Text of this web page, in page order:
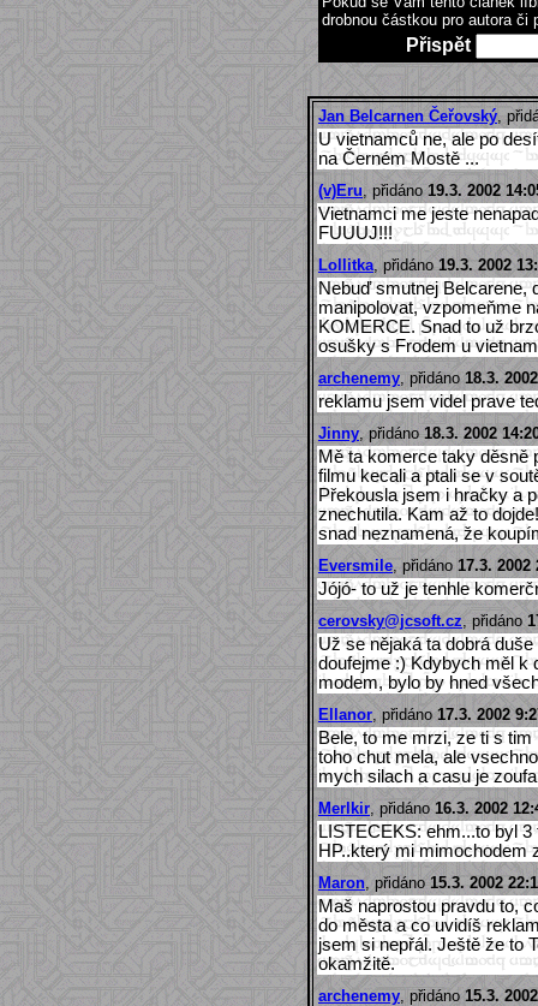
drobnou částkou pro autora či
Přispět
Jan Belcarnen Čeřovský ,
U vietnamců ne, ale po
na Černém Mostě ...
(v)Eru , přidáno 19.3. 2002
Vietnamci me jeste
FUUUJ!!!
Lollitka , přidáno 19.3. 2002
Nebuď smutnej Belcarene,
manipolovat, vzpomeňme
KOMERCE. Snad to už
osušky s Frodem u
archenemy , přidáno 18.3.
reklamu jsem videl prave
Jinny , přidáno 18.3. 2002
Mě ta komerce taky děsně
filmu kecali a ptali se v
Překousla jsem i hračky a
znechutila. Kam až to
snad neznamená, že
Eversmile , přidáno 17.3. 2002
Jójó- to už je tenhle
cerovsky@jcsoft.cz , přidáno
Už se nějaká ta dobrá
doufejme :) Kdybych měl k
modem, bylo by hned
Ellanor , přidáno 17.3. 2002
Bele, to me mrzi, ze ti s
toho chut mela, ale
mych silach a casu je
Merlkir , přidáno 16.3. 2002
LISTECEKS: ehm...to byl
HP..který mi mimochodem
Maron , přidáno 15.3. 2002
Maš naprostou pravdu to,
do města a co uvidíš
jsem si nepřál. Ještě že to
okamžitě.
archenemy , přidáno 15.3.